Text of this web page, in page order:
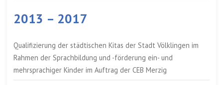
2013 – 2017
Qualifizierung der städtischen Kitas der Stadt Völklingen im
Rahmen der Sprachbildung und -förderung ein- und
mehrsprachiger Kinder im Auftrag der CEB Merzig